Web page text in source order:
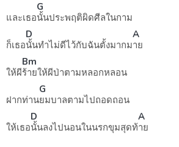
และเธอ
G
นั้นประพฤติผิดศีลในกาม
ก็เธอ
D
นั้นทำไม่ดีไว้กับฉันตั้งมากม
A
าย
ให้ผี
Bm
ร้ายให้ผีป่าตามหลอกหลอน
ฝากท่าน
G
ยมบาลตามไปถอดถอน
ให้เธอ
D
นั้นลงไปนอนในนรกขุมสุดท้
A
าย